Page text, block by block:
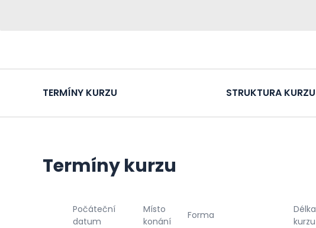
TERMÍNY KURZU STRUKTURA KURZU
Termíny kurzu
Počáteční
datum
Místo
konání
Forma
Délka
kurzu